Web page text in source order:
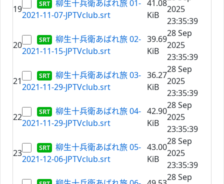
19
柳生十兵衛あばれ旅 01-
2021-11-07-JPTVclub.srt
41.08
KiB
2025
23:35:39
20
柳生十兵衛あばれ旅 02-
2021-11-15-JPTVclub.srt
39.69
KiB
28 Sep
2025
23:35:39
21
柳生十兵衛あばれ旅 03-
2021-11-29-JPTVclub.srt
36.27
KiB
28 Sep
2025
23:35:39
22
柳生十兵衛あばれ旅 04-
2021-11-29-JPTVclub.srt
42.90
KiB
28 Sep
2025
23:35:39
23
柳生十兵衛あばれ旅 05-
2021-12-06-JPTVclub.srt
43.00
KiB
28 Sep
2025
23:35:39
28 Sep